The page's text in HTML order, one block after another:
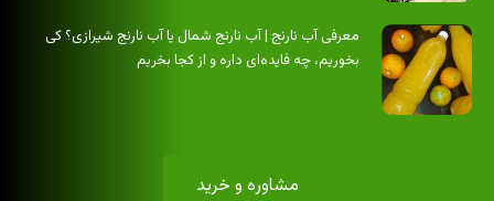
مشاوره و خرید
معرفی آب نارنج | آب نارنج شمال یا آب نارنج شیرازی؟ کی
بخوریم، چه فایده‌ای داره و از کجا بخریم
تمامی حقوق محفوظ است